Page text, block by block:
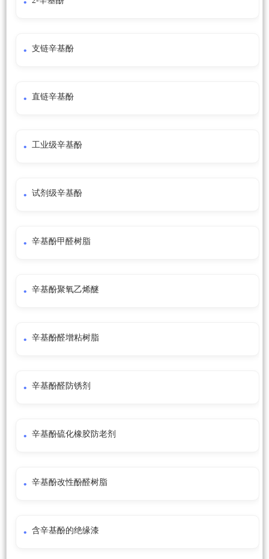
支链辛基酚
直链辛基酚
工业级辛基酚
试剂级辛基酚
辛基酚甲醛树脂
辛基酚聚氧乙烯醚
辛基酚醛增粘树脂
辛基酚醛防锈剂
辛基酚硫化橡胶防老剂
辛基酚改性酚醛树脂
含辛基酚的绝缘漆